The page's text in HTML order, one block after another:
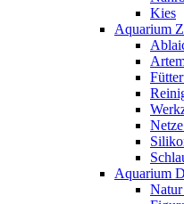
Kies
Aquarium
Aquarium